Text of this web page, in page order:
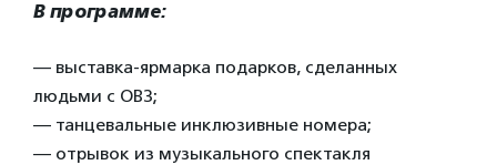
В программе:
— выставка-ярмарка подарков, сделанных
людьми с ОВЗ;
— танцевальные инклюзивные номера;
— отрывок из музыкального спектакля